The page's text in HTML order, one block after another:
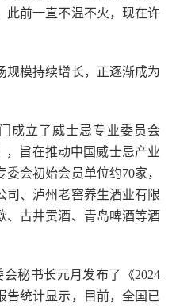
此前一直不温不火，现在许
规模持续增长，正逐渐成为
成立了威士忌专业委员会
，旨在推动中国威士忌产业
会初始会员单位约70家，
司、泸州老窖养生酒业有限
、古井贡酒、青岛啤酒等酒
秘书长元月发布了《2024
告统计显示，目前，全国已